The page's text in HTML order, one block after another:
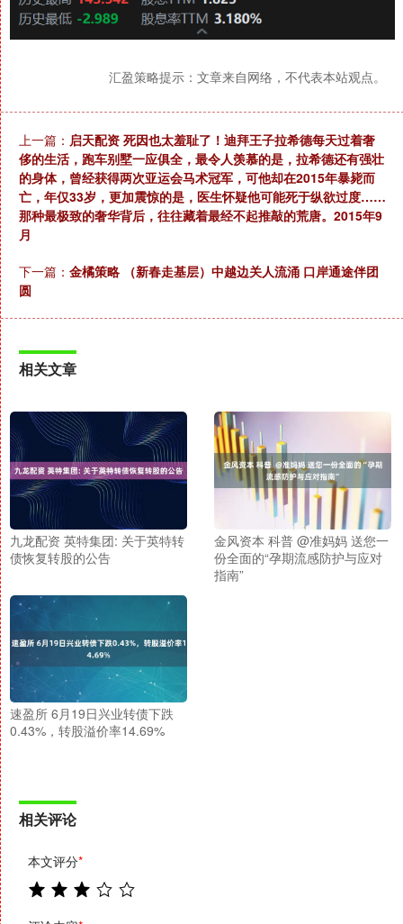
汇盈策略提示：文章来自网络，不代表本站观点。
上一篇： 启天配资 死因也太羞耻了！迪拜王子拉希德每天过着奢
侈的生活，跑车别墅一应俱全，最令人羡慕的是，拉希德还有强壮
的身体，曾经获得两次亚运会马术冠军，可他却在2015年暴毙而
亡，年仅33岁，更加震惊的是，医生怀疑他可能死于纵欲过度……
那种最极致的奢华背后，往往藏着最经不起推敲的荒唐。2015年9
月
下一篇： 金橘策略 （新春走基层）中越边关人流涌 口岸通途伴团
圆
相关文章
九龙配资 英特集团: 关于英特转
债恢复转股的公告
金风资本 科普 @准妈妈 送您一
份全面的“孕期流感防护与应对
指南”
速盈所 6月19日兴业转债下跌
0.43%，转股溢价率14.69%
相关评论
本文评分*